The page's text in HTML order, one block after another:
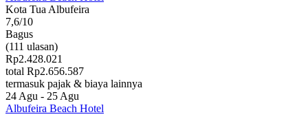
Kota Tua Albufeira
7,6/10
Bagus
(111 ulasan)
Rp2.428.021
total Rp2.656.587
termasuk pajak & biaya lainnya
24 Agu - 25 Agu
Albufeira Beach Hotel